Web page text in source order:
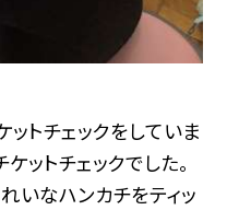
トチェックをしていま
ットチェックでした。
いなハンカチをティッ